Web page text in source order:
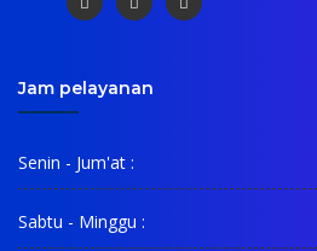
Jam pelayanan
Senin - Jum'at :
Sabtu - Minggu :